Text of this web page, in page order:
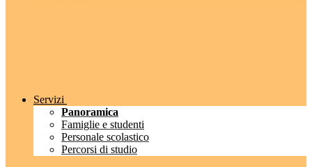
Servizi
Panoramica
Famiglie e studenti
Personale scolastico
Percorsi di studio